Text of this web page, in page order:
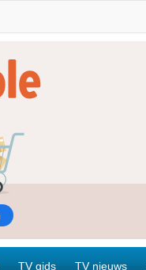
TV gids TV nieuws